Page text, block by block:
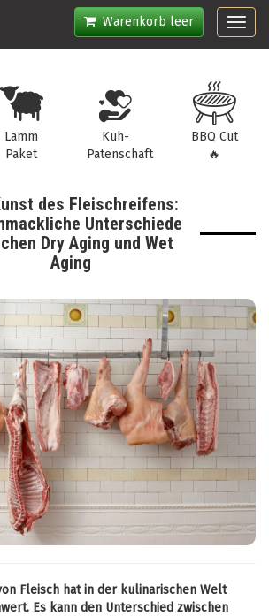
Warenkorb leer
Lamm
Paket
Kuh-
Patenschaft
BBQ Cut
🔥
des Fleischreifens:
Unterschiede
Dry Aging und Wet
Aging
Fleisch hat in der kulinarischen Welt
Es kann den Unterschied zwischen